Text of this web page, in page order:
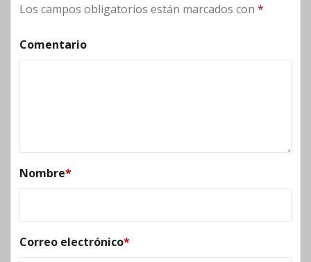
Los campos obligatorios están marcados con *
Comentario
Nombre*
Correo electrónico*